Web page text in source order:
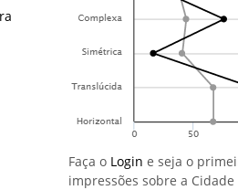
Faça o Login e seja o
impressões sobre a